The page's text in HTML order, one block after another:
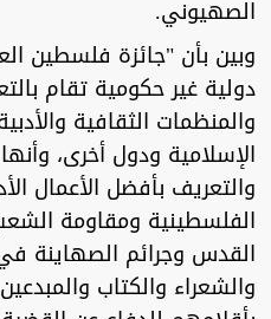
الصهيوني.
وبين بأن "جائزة فلسطين
دولية غير حكومية تقام
والمنظمات الثقافية
الإسلامية ودول أخرى،
والتعريف بأفضل الأعمال
الفلسطينية ومقاومة
القدس وجرائم الصهاينة
والشعراء والكتاب